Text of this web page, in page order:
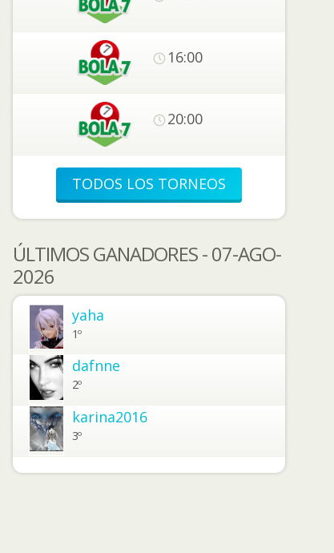
16:00
20:00
TODOS LOS TORNEOS
ÚLTIMOS GANADORES - 07-AGO-
2026
yaha
1º
dafnne
2º
karina2016
3º